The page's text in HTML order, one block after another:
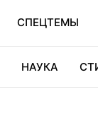
СПЕЦТЕМЫ
НАУКА